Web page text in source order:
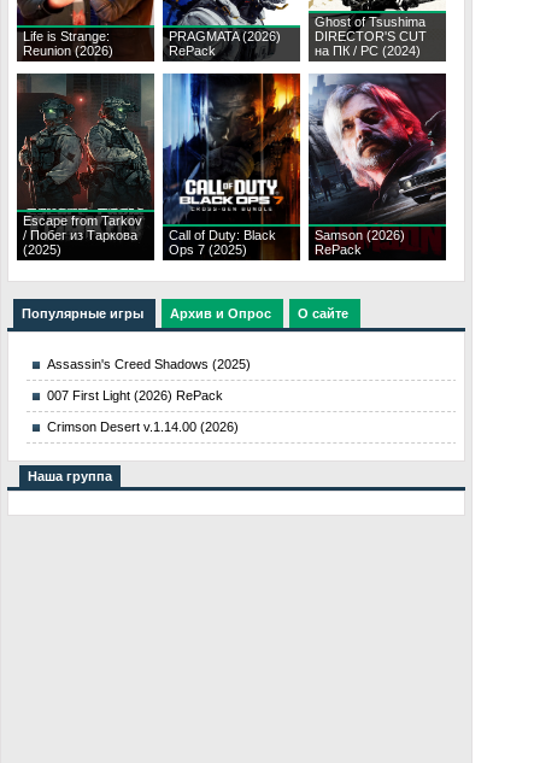
Life is Strange:
Reunion (2026)
PRAGMATA (2026)
RePack
Ghost of Tsushima
DIRECTOR'S CUT
на ПК / PC (2024)
Escape from Tarkov
/ Побег из Таркова
(2025)
Call of Duty: Black
Ops 7 (2025)
Samson (2026)
RePack
Популярные игры Архив и Опрос О сайте
Assassin's Creed Shadows (2025)
007 First Light (2026) RePack
Crimson Desert v.1.14.00 (2026)
Наша группа